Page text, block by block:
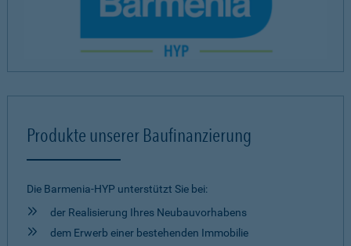
Produkte unserer Baufinanzierung
Die Barmenia-HYP unterstützt Sie bei:
der Realisierung Ihres Neubauvorhabens
dem Erwerb einer bestehenden Immobilie